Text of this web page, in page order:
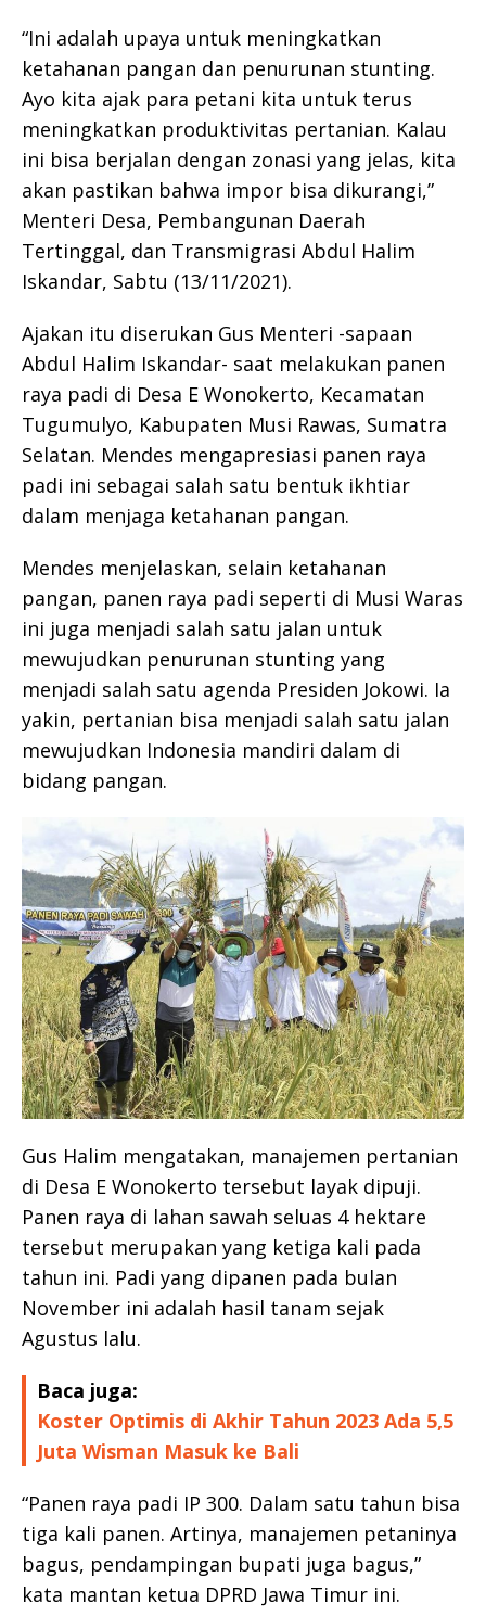
“Ini adalah upaya untuk meningkatkan
ketahanan pangan dan penurunan stunting.
Ayo kita ajak para petani kita untuk terus
meningkatkan produktivitas pertanian. Kalau
ini bisa berjalan dengan zonasi yang jelas, kita
akan pastikan bahwa impor bisa dikurangi,”
Menteri Desa, Pembangunan Daerah
Tertinggal, dan Transmigrasi Abdul Halim
Iskandar, Sabtu (13/11/2021).
Ajakan itu diserukan Gus Menteri -sapaan
Abdul Halim Iskandar- saat melakukan panen
raya padi di Desa E Wonokerto, Kecamatan
Tugumulyo, Kabupaten Musi Rawas, Sumatra
Selatan. Mendes mengapresiasi panen raya
padi ini sebagai salah satu bentuk ikhtiar
dalam menjaga ketahanan pangan.
Mendes menjelaskan, selain ketahanan
pangan, panen raya padi seperti di Musi Waras
ini juga menjadi salah satu jalan untuk
mewujudkan penurunan stunting yang
menjadi salah satu agenda Presiden Jokowi. Ia
yakin, pertanian bisa menjadi salah satu jalan
mewujudkan Indonesia mandiri dalam di
bidang pangan.
Gus Halim mengatakan, manajemen pertanian
di Desa E Wonokerto tersebut layak dipuji.
Panen raya di lahan sawah seluas 4 hektare
tersebut merupakan yang ketiga kali pada
tahun ini. Padi yang dipanen pada bulan
November ini adalah hasil tanam sejak
Agustus lalu.
Baca juga:
Koster Optimis di Akhir Tahun 2023 Ada 5,5
Juta Wisman Masuk ke Bali
“Panen raya padi IP 300. Dalam satu tahun bisa
tiga kali panen. Artinya, manajemen petaninya
bagus, pendampingan bupati juga bagus,”
kata mantan ketua DPRD Jawa Timur ini.